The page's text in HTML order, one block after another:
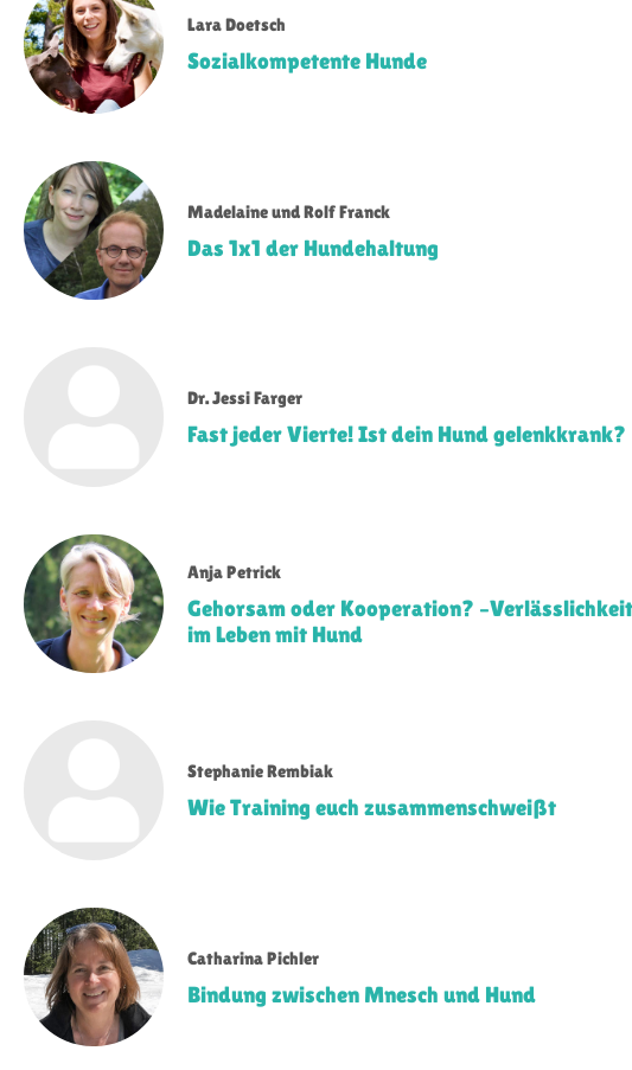
Lara Doetsch
Sozialkompetente Hunde
Madelaine und Rolf Franck
Das 1x1 der Hundehaltung
Dr. Jessi Farger
Fast jeder Vierte! Ist dein Hund gelenkkrank?
Anja Petrick
Gehorsam oder Kooperation? –Verlässlichkeit
im Leben mit Hund
Stephanie Rembiak
Wie Training euch zusammenschweißt
Catharina Pichler
Bindung zwischen Mnesch und Hund